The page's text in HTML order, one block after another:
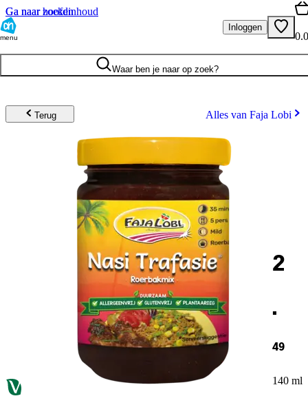
Ga naar hoofdinhoud
Ga naar zoeken
menu
Inloggen
Waar ben je naar op zoek?
Terug Alles van Faja Lobi
2
.
49
140 ml